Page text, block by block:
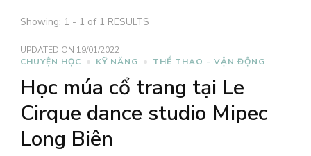
Showing: 1 - 1 of 1 RESULTS
UPDATED ON 19/01/2022
CHUYỆN HỌC
KỸ NĂNG THỂ THAO - VẬN ĐỘNG
Học múa cổ trang tại Le
Cirque dance studio Mipec
Long Biên